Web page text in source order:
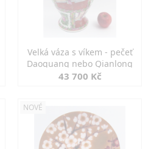
Velká váza s víkem - pečeť
Daoguang nebo Qianlong
43 700 Kč
NOVÉ